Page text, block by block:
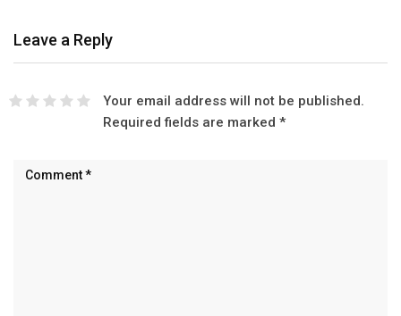
Leave a Reply
Your email address will not be published.
Required fields are marked *